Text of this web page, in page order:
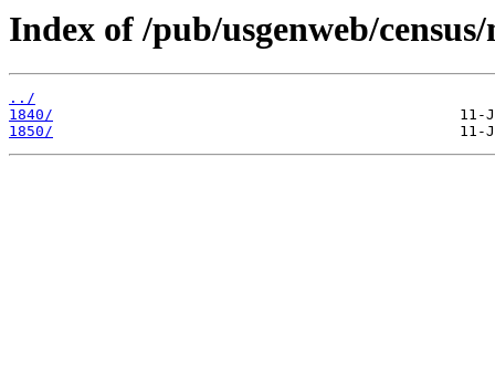
Index of /pub/usgenweb/
../
1840/
1850/